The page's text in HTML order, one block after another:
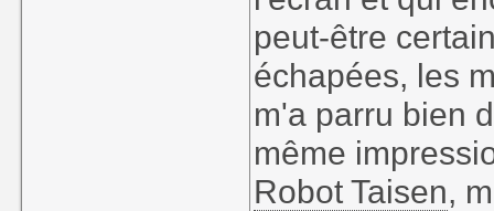
peut-être
échapées, les
m'a parru bien
même
Robot Taisen,